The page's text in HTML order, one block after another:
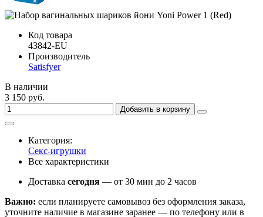
Код товара
43842-EU
Производитель
Satisfyer
В наличии
3 150 руб.
Добавить в корзину
Категория:
Секс-игрушки
Все характеристики
Доставка сегодня — от 30 мин до 2 часов
Важно: если планируете самовывоз без оформления заказа,
уточните наличие в магазине заранее — по телефону или в